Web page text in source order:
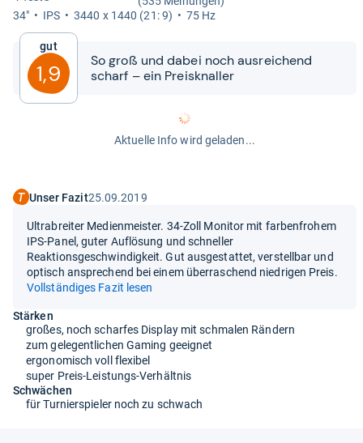
34"
IPS 3440 x 1440 (21: 9) 75 Hz
Gut
1,9
So groß und dabei noch aus­rei­chend
scharf – ein Preis­knal­ler
Aktuelle Info wird geladen...
Unser Fazit25.09.2019
Ultrabreiter Medienmeister. 34-Zoll Monitor mit farbenfrohem
IPS-Panel, guter Auflösung und schneller
Reaktionsgeschwindigkeit. Gut ausgestattet, verstellbar und
optisch ansprechend bei einem überraschend niedrigen Preis.
Vollständiges Fazit lesen
Stärken
großes, noch scharfes Display mit schmalen Rändern
zum gelegentlichen Gaming geeignet
ergonomisch voll flexibel
super Preis-Leistungs-Verhältnis
Schwächen
für Turnierspieler noch zu schwach